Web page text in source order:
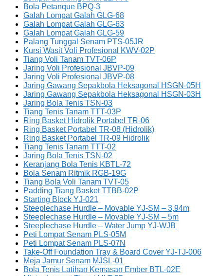
Bola Petanque BPQ-3
Galah Lompat Galah GLG-68
Galah Lompat Galah GLG-63
Galah Lompat Galah GLG-59
Palang Tunggal Senam PTS-05JR
Kursi Wasit Voli Profesional KWV-02P
Tiang Voli Tanam TVT-06P
Jaring Voli Profesional JBVP-09
Jaring Voli Profesional JBVP-08
Jaring Gawang Sepakbola Heksagonal HSGN-05H
Jaring Gawang Sepakbola Heksagonal HSGN-03H
Jaring Bola Tenis TSN-03
Tiang Tenis Tanam TTT-03P
Ring Basket Hidrolik Portabel TR-06
Ring Basket Portabel TR-08 (Hidrolik)
Ring Basket Portabel TR-09 Hidrolik
Tiang Tenis Tanam TTT-02
Jaring Bola Tenis TSN-02
Keranjang Bola Tenis KBTL-72
Bola Senam Ritmik RGB-19G
Tiang Bola Voli Tanam TVT-05
Padding Tiang Basket TTBB-02P
Starting Block YJ-021
Steeplechase Hurdle – Movable YJ-SM – 3,94m
Steeplechase Hurdle – Movable YJ-SM – 5m
Steeplechase Hurdle – Water Jump YJ-WJB
Peti Lompat Senam PLS-05M
Peti Lompat Senam PLS-07N
Take-Off Foundation Tray & Board Cover YJ-TJ-006
Meja Jamur Senam MJSL-01
Bola Tenis Latihan Kemasan Ember BTL-02E